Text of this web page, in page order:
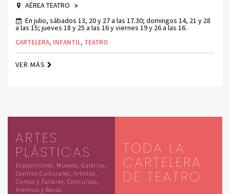
AÉREA TEATRO
En julio, sábados 13, 20 y 27 a las 17.30; domingos 14, 21 y 28
a las 15; jueves 18 y 25 a las 16 y viernes 19 y 26 a las 16.
CARTELERA, INFANTIL, TEATRO
VER MÁS
ARTES
PLÁSTICAS
Exposiciones, Museos, Galerías,
Centros Culturales, Artistas,
Cursos y Talleres, Concursos,
Premios y Becas
TODA LA
CARTELERA
DE TEATRO